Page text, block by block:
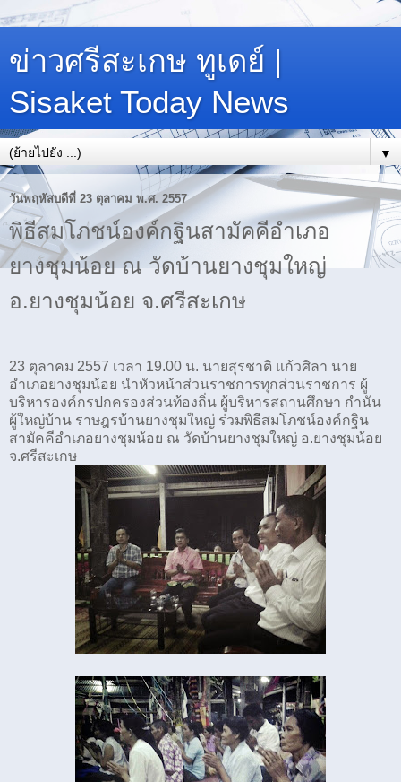
ข่าวศรีสะเกษ ทูเดย์ |
Sisaket Today News
▼
วันพฤหัสบดีที่ 23 ตุลาคม พ.ศ. 2557
พิธีสมโภชน์องค์กฐินสามัคคีอำเภอ
ยางชุมน้อย ณ วัดบ้านยางชุมใหญ่
อ.ยางชุมน้อย จ.ศรีสะเกษ
23 ตุลาคม 2557 เวลา 19.00 น. นายสุรชาติ แก้วศิลา นาย
อำเภอยางชุมน้อย นำหัวหน้าส่วนราชการทุกส่วนราชการ ผู้
บริหารองค์กรปกครองส่วนท้องถิ่น ผู้บริหารสถานศึกษา กำนัน
ผู้ใหญ่บ้าน ราษฎรบ้านยางชุมใหญ่ ร่วมพิธีสมโภชน์องค์กฐิน
สามัคคีอำเภอยางชุมน้อย ณ วัดบ้านยางชุมใหญ่ อ.ยางชุมน้อย
จ.ศรีสะเกษ